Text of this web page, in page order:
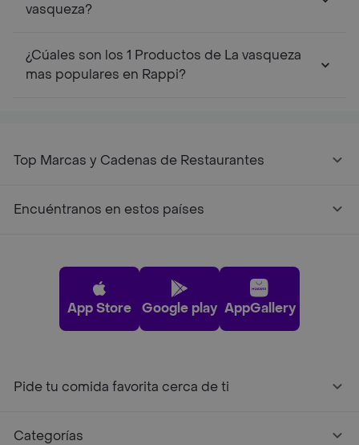
vasqueza?
¿Cúales son los 1 Productos de La vasqueza
mas populares en Rappi?
Top Marcas y Cadenas de Restaurantes
Encuéntranos en estos países
App Store Google play AppGallery
Pide tu comida favorita cerca de ti
Categorías